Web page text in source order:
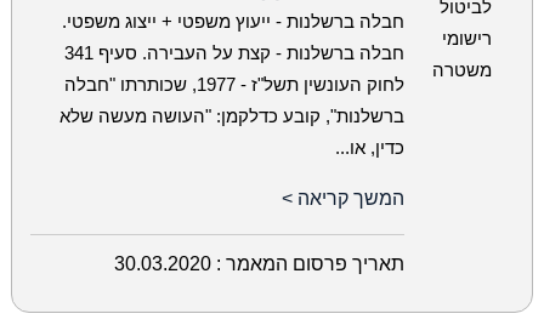
חבלה ברשלנות - ייעוץ משפטי + ייצוג משפטי.
חבלה ברשלנות - קצת על העבירה. סעיף 341
לחוק העונשין תשל"ז - 1977, שכותרתו "חבלה
ברשלנות", קובע כדלקמן: "העושה מעשה שלא
כדין, או...
המשך קריאה >
תאריך פרסום המאמר : 30.03.2020